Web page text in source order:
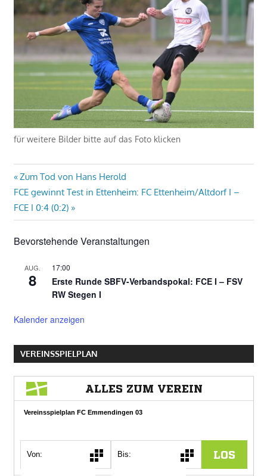
für weitere Bilder bitte auf das Foto klicken
Beitragsnavigation
Vorheriger
Beitrag:
Zum Tod von Hans Herold
Nächster
Beitrag:
FCE gewinnt Test in Ettenheim: FC Ettenheim/Altdorf I –
FCE I 0:4 (0:2)
Bevorstehende Veranstaltungen
AUG.
8
17:00
Erste Runde SBFV-Verbandspokal: FCE I – FSV
RW Stegen I
Kalender anzeigen
VEREINSSPIELPLAN